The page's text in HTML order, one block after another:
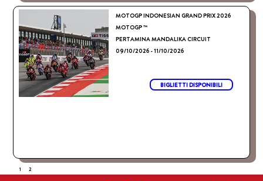
MOTOGP INDONESIAN GRAND PRIX 2026
MOTOGP ™
PERTAMINA MANDALIKA CIRCUIT
09/10/2026 - 11/10/2026
BIGLIETTI DISPONIBILI
1 2